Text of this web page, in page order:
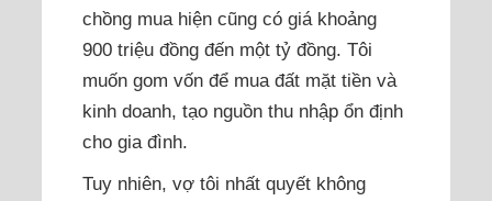
chồng mua hiện cũng có giá khoảng
900 triệu đồng đến một tỷ đồng. Tôi
muốn gom vốn để mua đất mặt tiền và
kinh doanh, tạo nguồn thu nhập ổn định
cho gia đình.
Tuy nhiên, vợ tôi nhất quyết không